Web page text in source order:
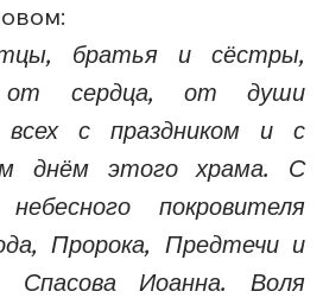
братья и сёстры,
от сердца, от души
всех с праздником и с
днём этого храма. С
покровителя
Пророка, Предтечи и
Спасова Иоанна. Воля